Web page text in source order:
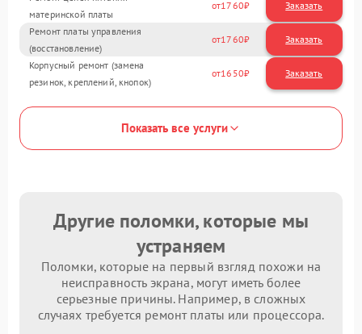
материнской платы
1760
Ремонт платы управления
(восстановление)
1760
Корпусный ремонт (замена
резинок, креплений, кнопок)
1650
Показать все услуги
Другие поломки, которые мы
устраняем
Поломки, которые на первый взгляд похожи на
неисправность экрана, могут иметь более
серьезные причины. Например, в сложных
случаях требуется ремонт платы или процессора.